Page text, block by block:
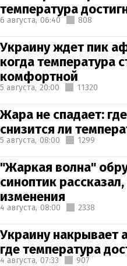
температура
6 августа, 06:40 808
Украину ждет пик
когда температура
комфортной
5 августа, 20:00 11320
Жара не спадает:
снизится ли
5 августа, 08:00 1299
"Жаркая волна"
синоптик
изменения
4 августа, 08:00 2338
Украину накрывает
где температура
4 августа, 07:33 907